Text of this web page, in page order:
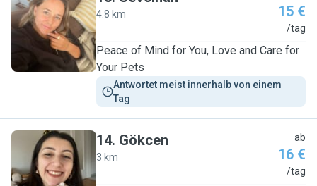
S
4.8 km 15 €
/tag
Peace of Mind for You, Love and Care for
Your Pets
Antwortet meist innerhalb von einem
Tag
G
14. Gökcen
3 km
ab
16 €
/tag